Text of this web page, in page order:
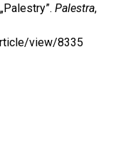
Palestra,
view/8335